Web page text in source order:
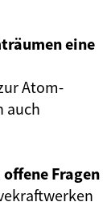
eine
Atom-
auch
Fragen